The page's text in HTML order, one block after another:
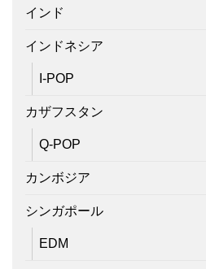
インド
インドネシア
I-POP
カザフスタン
Q-POP
カンボジア
シンガポール
EDM